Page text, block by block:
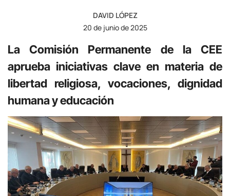
DAVID LÓPEZ
20 de junio de 2025
La Comisión Permanente de la CEE
aprueba iniciativas clave en materia de
libertad religiosa, vocaciones, dignidad
humana y educación